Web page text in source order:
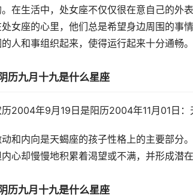
在生活中，处女座不仅仅很在意自己的外
女座的心里，他们总是希望身边周围的事
人和事组织起来，使得运行起来十分通畅。
历九月十九是什么星座
2004年9月19日是阳历2004年11月01日：
和内向是天蝎座的孩子性格上的主要部分
心却慢慢地积累着渴望或不满，并形成潜在
历九月十九是什么星座